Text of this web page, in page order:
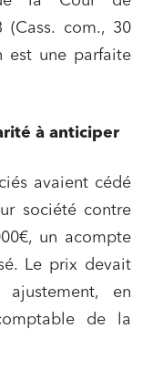
(Cass. com., 30
est une parfaite
à anticiper
avaient cédé
société contre
un acompte
Le prix devait
en
de la